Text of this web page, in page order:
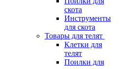
скота
Инструменты
для скота
Товары для телят
Клетки для
телят
Поилки для